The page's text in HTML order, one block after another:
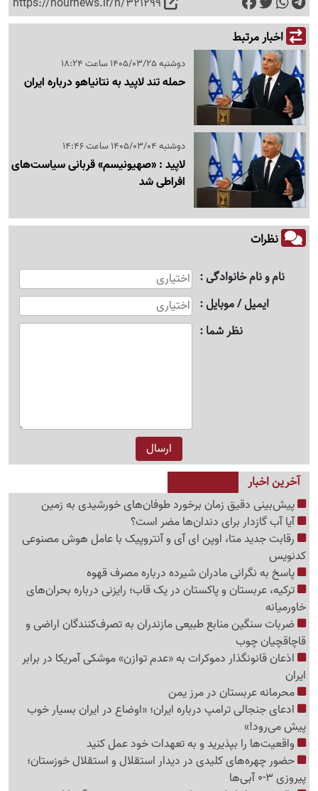
https://nournews.ir/n/321299
اخبار مرتبط
دوشنبه 1405/03/25 ساعت 18:24
حمله تند لاپید به نتانیاهو درباره ایران
دوشنبه 1405/03/04 ساعت 14:46
لاپید : «صهیونیسم» قربانی سیاست‌های
افراطی شد
نظرات
نام و نام خانوادگی
ایمیل / موبایل
نظر شما
آخرین اخبار
پیش‌بینی دقیق زمان برخورد طوفان‌های خورشیدی به زمین
آیا آب گازدار برای دندان‌ها مضر است؟
رقابت جدید متا، اوپن ای آی و آنتروپیک با عامل هوش مصنوعی
کدنویس
پاسخ به نگرانی مادران شیرده درباره مصرف قهوه
ترکیه، عربستان و پاکستان در یک قاب؛ رایزنی درباره بحران‌های
خاورمیانه
ضربات سنگین منابع طبیعی مازندران به تصرف‌کنندگان اراضی و
قاچاقچیان چوب
اذعان قانونگذار دموکرات به «عدم توازن» موشکی آمریکا در برابر
ایران
محرمانه عربستان در مرز یمن
ادعای جنجالی ترامپ درباره ایران؛ «اوضاع در ایران بسیار خوب
پیش می‌رود!»
واقعیت‌ها را بپذیرید و به تعهدات خود عمل کنید
حضور چهره‌های کلیدی در دیدار استقلال و استقلال خوزستان؛
پیروزی 3-0 آبی‌ها